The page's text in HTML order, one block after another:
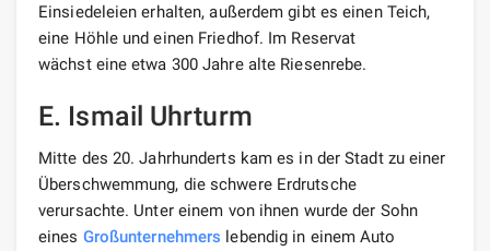
Einsiedeleien erhalten, außerdem gibt es einen Teich,
eine Höhle und einen Friedhof. Im Reservat
wächst eine etwa 300 Jahre alte Riesenrebe.
E. Ismail Uhrturm
Mitte des 20. Jahrhunderts kam es in der Stadt zu einer
Überschwemmung, die schwere Erdrutsche
verursachte. Unter einem von ihnen wurde der Sohn
eines Großunternehmers lebendig in einem Auto